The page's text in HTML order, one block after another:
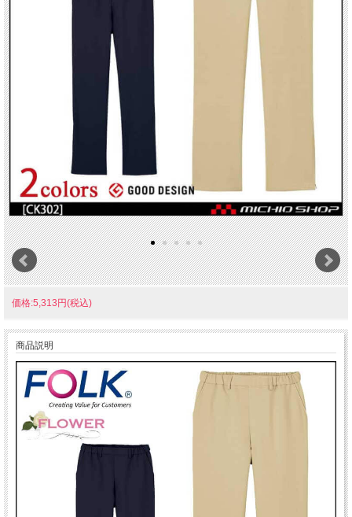
価格:5,313円(税込)
商品説明